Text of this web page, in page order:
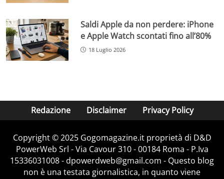
Saldi Apple da non perdere: iPhone
e Apple Watch scontati fino all’80%
18 Luglio 2026
Redazione Disclaimer Privacy Policy
Copyright © 2025 Gogomagazine.it proprietà di D&D
PowerWeb Srl - Via Cavour 310 - 00184 Roma - P.Iva
15336031008 - dpowerdweb@gmail.com - Questo blog
non è una testata giornalistica, in quanto viene